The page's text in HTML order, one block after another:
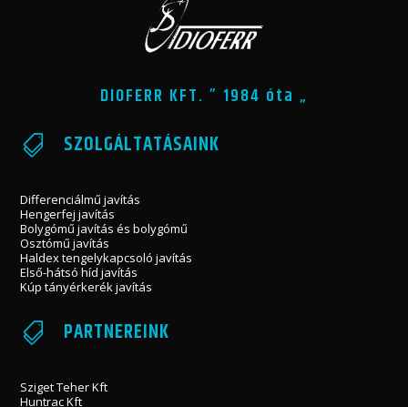
DIOFERR KFT. ” 1984 óta „
 SZOLGÁLTATÁSAINK
Differenciálmű javítás
Hengerfej javítás
Bolygómű javítás és bolygómű
Osztómű javítás
Haldex tengelykapcsoló javítás
Első-hátsó híd javítás
Kúp tányérkerék javítás
 PARTNEREINK
Sziget Teher Kft
Huntrac Kft